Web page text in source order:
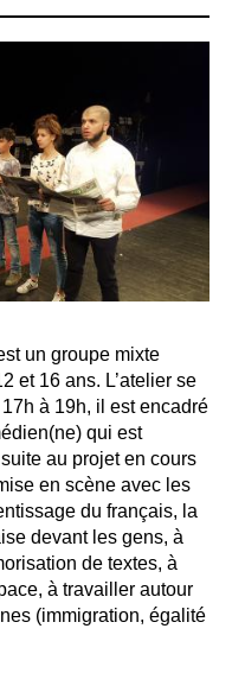
un groupe mixte
et 16 ans. L’atelier se
à 19h, il est encadré
qui est
au projet en cours
en scène avec les
du français, la
devant les gens, à
de textes, à
à travailler autour
(immigration, égalité